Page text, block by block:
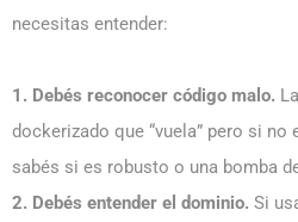
necesitas entender:
1. Debés reconocer código malo.
dockerizado que “vuela” pero si no
sabés si es robusto o una bomba
2. Debés entender el dominio. Si